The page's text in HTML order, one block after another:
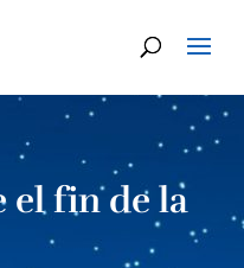
el fin de la